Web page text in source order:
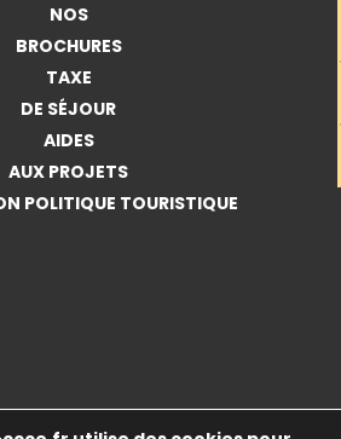
NOS
BROCHURES
TAXE
DE SÉJOUR
AIDES
AUX PROJETS
POLITIQUE TOURISTIQUE